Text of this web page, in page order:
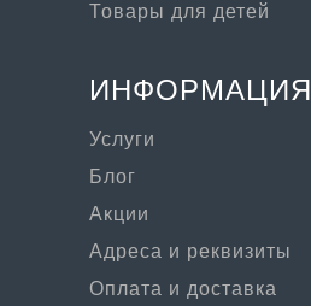
Товары для детей
ИНФОРМАЦИЯ
Услуги
Адреса и реквизиты
Оплата и доставка
Блог
Акции